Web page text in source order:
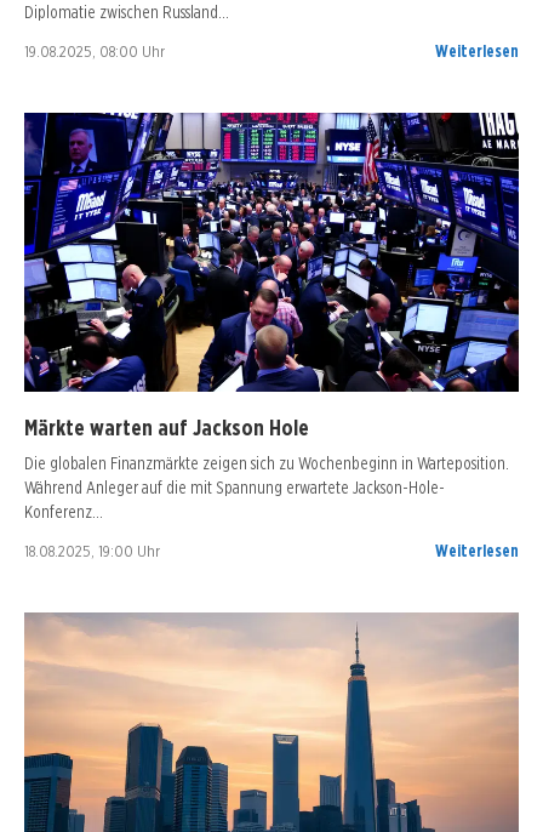
Diplomatie zwischen Russland…
19.08.2025, 08:00 Uhr Weiterlesen
Märkte warten auf Jackson Hole
Die globalen Finanzmärkte zeigen sich zu Wochenbeginn in Warteposition.
Während Anleger auf die mit Spannung erwartete Jackson-Hole-
Konferenz…
18.08.2025, 19:00 Uhr Weiterlesen